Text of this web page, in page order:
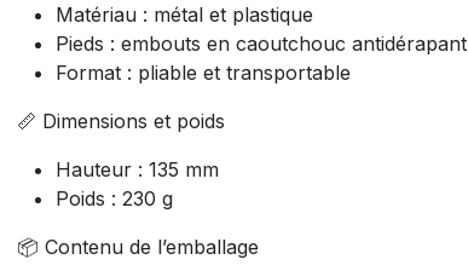
Matériau : métal et plastique
Pieds : embouts en caoutchouc antidérapant
Format : pliable et transportable
📏 Dimensions et poids
Hauteur : 135 mm
Poids : 230 g
📦 Contenu de l’emballage